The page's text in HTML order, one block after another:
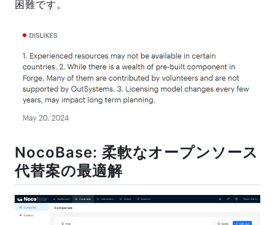
困難です。
NocoBase: 柔軟なオープンソース
代替案の最適解